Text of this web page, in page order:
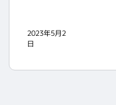
2023年5月2
日